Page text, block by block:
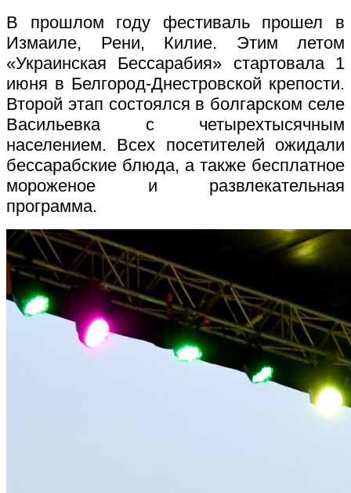
В прошлом году фестиваль прошел в
Измаиле, Рени, Килие. Этим летом
«Украинская Бессарабия» стартовала 1
июня в Белгород-Днестровской крепости.
Второй этап состоялся в болгарском селе
Васильевка с четырехтысячным
населением. Всех посетителей ожидали
бессарабские блюда, а также бесплатное
мороженое и развлекательная
программа.